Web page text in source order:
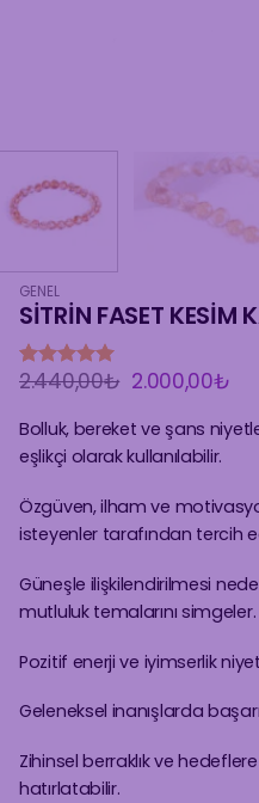
GENEL
SİTRİN FASET KESİM
6
müşteri
dayanarak
5 üzerinden
5puan aldı
2.440,00₺ Orijinal
2.440,00₺.
2.000,00₺Şu
Bolluk, bereket ve şans
eşlikçi olarak kullanılabilir.
Özgüven, ilham ve
isteyenler tarafından tercih
Güneşle ilişkilendirilmesi
mutluluk temalarını simgeler.
Pozitif enerji ve iyimserlik
Geleneksel inanışlarda
Zihinsel berraklık ve
hatırlatabilir.